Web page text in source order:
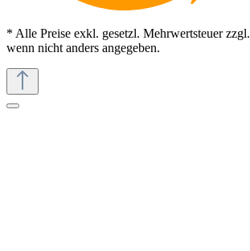
* Alle Preise exkl. gesetzl. Mehrwertsteuer zzgl.
wenn nicht anders angegeben.